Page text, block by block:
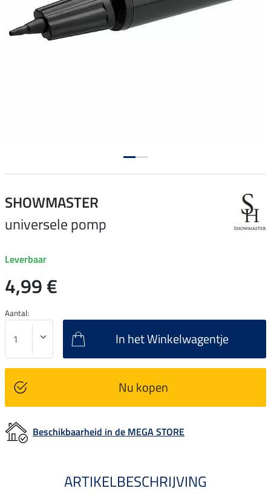
SHOWMASTER
universele pomp
Leverbaar
4,99 €
Aantal:
In het Winkelwagentje
Nu kopen
Beschikbaarheid in de MEGA STORE
ARTIKELBESCHRIJVING